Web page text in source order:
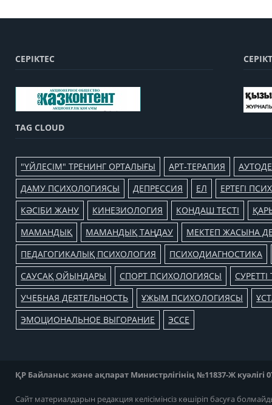
СЕРІКТЕС
TAG CLOUD
"ҮЙЛЕСІМ" ТРЕНИНГ ОРТАЛЫҒЫ АРТ-ТЕРАПИЯ
ДАМУ ПСИХОЛОГИЯСЫ
ДЕПРЕССИЯ ЕЛ
ЕРТЕГІ
КӘСІБИ ЖАНУ
КИНЕЗИОЛОГИЯ КОНДАШ ТЕСТІ
МАМАНДЫҚ
МАМАНДЫҚ ТАҢДАУ
МЕКТЕП ЖАСЫНА
ПЕДАГОГИКАЛЫҚ ПСИХОЛОГИЯ
ПСИХОДИАГНОСТИКА
САУСАҚ ОЙЫНДАРЫ
СПОРТ ПСИХОЛОГИЯСЫ
СУРЕТТІ
УЧЕБНАЯ ДЕЯТЕЛЬНОСТЬ
ҰЖЫМ ПСИХОЛОГИЯСЫ
ЭМОЦИОНАЛЬНОЕ ВЫГОРАНИЕ
ЭССЕ
ҚР Байланыс және ақпарат Министрлігінің №11837-Ж куәлігі
Сайт материалдарын редакция келісімінсіз көшіріп басуға